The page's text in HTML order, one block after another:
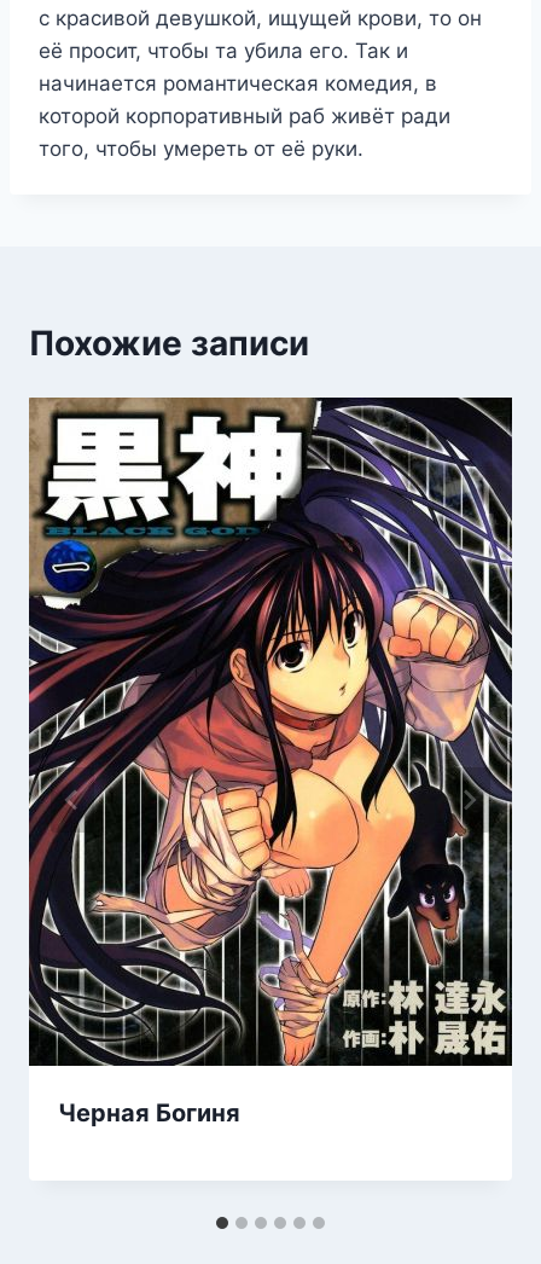
с красивой девушкой, ищущей крови, то он
её просит, чтобы та убила его. Так и
начинается романтическая комедия, в
которой корпоративный раб живёт ради
того, чтобы умереть от её руки.
Похожие записи
Черная Богиня